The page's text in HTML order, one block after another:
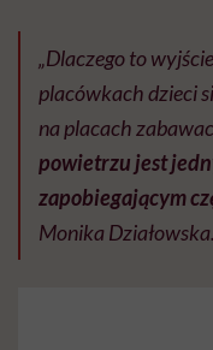
„Dlaczego to
placówkach dzieci
na placach
powietrzu jest
zapobiegającym
Monika Działowska.